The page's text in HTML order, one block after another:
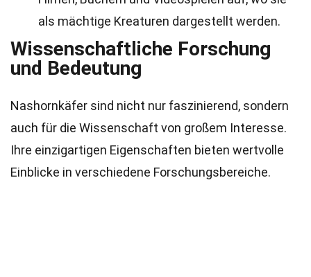
als mächtige Kreaturen dargestellt werden.
Wissenschaftliche Forschung
und Bedeutung
Nashornkäfer sind nicht nur faszinierend, sondern
auch für die Wissenschaft von großem Interesse.
Ihre einzigartigen Eigenschaften bieten wertvolle
Einblicke in verschiedene Forschungsbereiche.